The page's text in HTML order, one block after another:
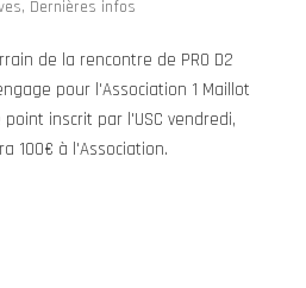
, Dernières infos
de la rencontre de PRO D2
pour l'Association 1 Maillot
inscrit par l'USC vendredi,
100€ à l'Association.